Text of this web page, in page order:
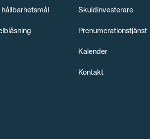
hållbarhetsmål Skuldinvesterare
Prenumerationstjänst
Kalender
Kontakt